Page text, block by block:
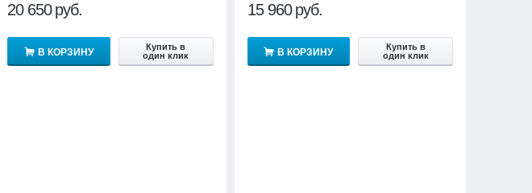
20 650 руб.
В КОРЗИНУ
Купить в
один клик
15 960 руб.
В КОРЗИНУ
Купить в
один клик